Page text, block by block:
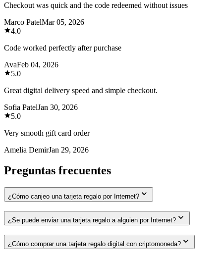
Checkout was quick and the code redeemed without issues
Marco PatelMar 05, 2026
4.0
Code worked perfectly after purchase
AvaFeb 04, 2026
5.0
Great digital delivery speed and simple checkout.
Sofia PatelJan 30, 2026
5.0
Very smooth gift card order
Amelia DemirJan 29, 2026
Preguntas frecuentes
¿Cómo canjeo una tarjeta regalo por Internet?
¿Se puede enviar una tarjeta regalo a alguien por Internet?
¿Cómo comprar una tarjeta regalo digital con criptomoneda?